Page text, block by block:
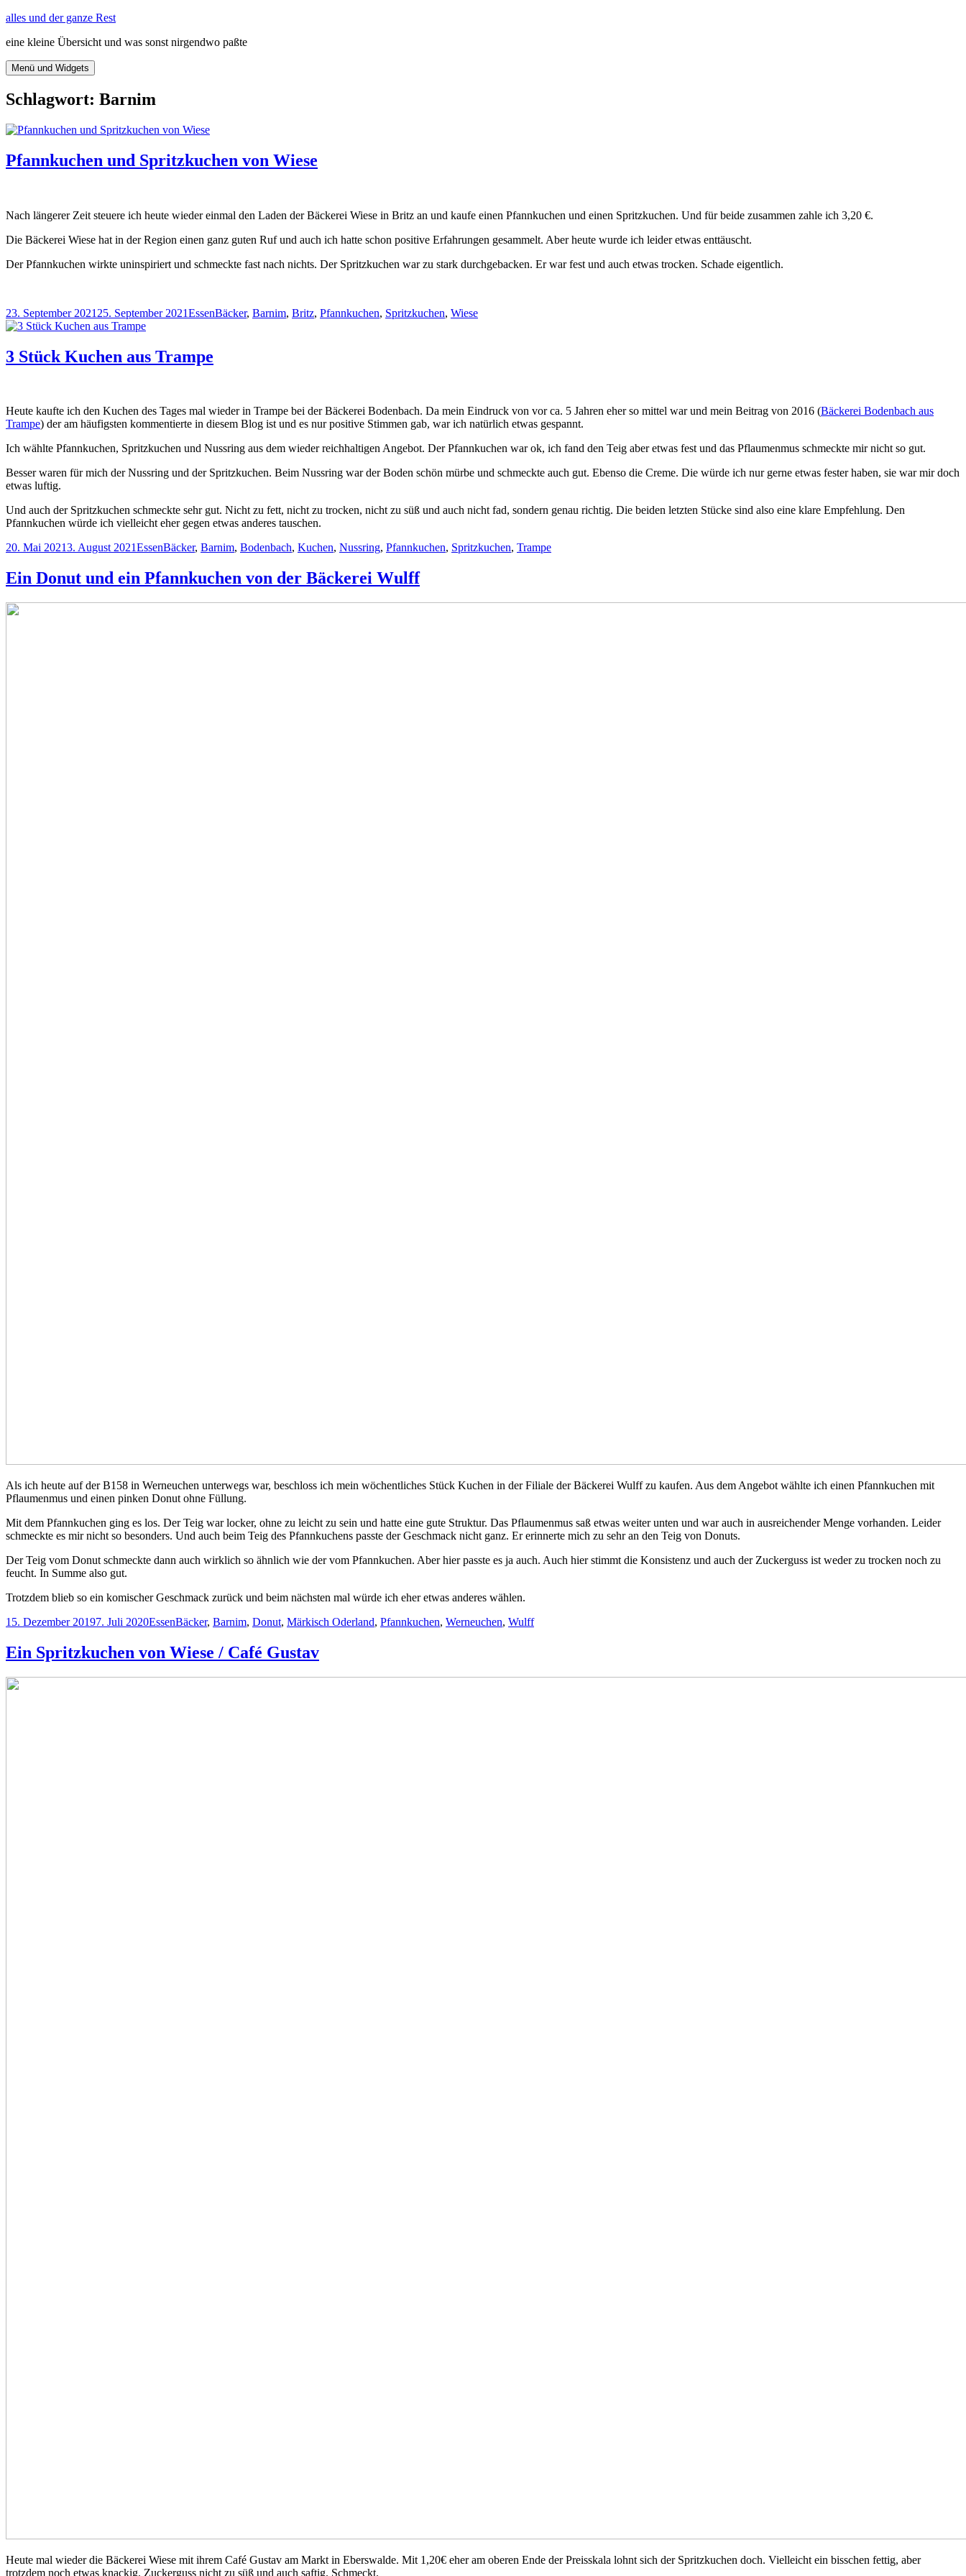
Zum
springen
alles und der ganze Rest
eine kleine Übersicht und was sonst nirgendwo paßte
Menü und Widgets
Schlagwort: Barnim
Pfannkuchen und Spritzkuchen von Wiese
Nach längerer Zeit steuere ich heute wieder einmal den Laden der Bäckerei Wiese in Britz an und kaufe einen Pfannkuchen und einen Spritzkuchen. Und für beide zusammen zahle ich 3,20 €.
Die Bäckerei Wiese hat in der Region einen ganz guten Ruf und auch ich hatte schon positive Erfahrungen gesammelt. Aber heute wurde ich leider etwas enttäuscht.
Der Pfannkuchen wirkte uninspiriert und schmeckte fast nach nichts. Der Spritzkuchen war zu stark durchgebacken. Er war fest und auch etwas trocken. Schade eigentlich.
Veröffentlicht
am
23. September 2021 25. September 2021Kategorien
EssenSchlagwörter
Bäcker, Barnim, Britz, Pfannkuchen, Spritzkuchen, Wiese
3 Stück Kuchen aus Trampe
Heute kaufte ich den Kuchen des Tages mal wieder in Trampe bei der Bäckerei Bodenbach. Da mein Eindruck von vor ca. 5 Jahren eher so mittel war und mein Beitrag von 2016 (Bäckerei Bodenbach aus
Trampe) der am häufigsten kommentierte in diesem Blog ist und es nur positive Stimmen gab, war ich natürlich etwas gespannt.
Ich wählte Pfannkuchen, Spritzkuchen und Nussring aus dem wieder reichhaltigen Angebot. Der Pfannkuchen war ok, ich fand den Teig aber etwas fest und das Pflaumenmus schmeckte mir nicht so gut.
Besser waren für mich der Nussring und der Spritzkuchen. Beim Nussring war der Boden schön mürbe und schmeckte auch gut. Ebenso die Creme. Die würde ich nur gerne etwas fester haben, sie war mir doch
etwas luftig.
Und auch der Spritzkuchen schmeckte sehr gut. Nicht zu fett, nicht zu trocken, nicht zu süß und auch nicht fad, sondern genau richtig. Die beiden letzten Stücke sind also eine klare Empfehlung. Den
Pfannkuchen würde ich vielleicht eher gegen etwas anderes tauschen.
Veröffentlicht
20. Mai 20213. August 2021Kategorien
EssenSchlagwörter
Bäcker, Barnim, Bodenbach, Kuchen, Nussring, Pfannkuchen, Spritzkuchen, Trampe
Ein Donut und ein Pfannkuchen von der Bäckerei Wulff
Als ich heute auf der B158 in Werneuchen unterwegs war, beschloss ich mein wöchentliches Stück Kuchen in der Filiale der Bäckerei Wulff zu kaufen. Aus dem Angebot wählte ich einen Pfannkuchen mit
Pflaumenmus und einen pinken Donut ohne Füllung.
Mit dem Pfannkuchen ging es los. Der Teig war locker, ohne zu leicht zu sein und hatte eine gute Struktur. Das Pflaumenmus saß etwas weiter unten und war auch in ausreichender Menge vorhanden. Leider
schmeckte es mir nicht so besonders. Und auch beim Teig des Pfannkuchens passte der Geschmack nicht ganz. Er erinnerte mich zu sehr an den Teig von Donuts.
Der Teig vom Donut schmeckte dann auch wirklich so ähnlich wie der vom Pfannkuchen. Aber hier passte es ja auch. Auch hier stimmt die Konsistenz und auch der Zuckerguss ist weder zu trocken noch zu
feucht. In Summe also gut.
Trotzdem blieb so ein komischer Geschmack zurück und beim nächsten mal würde ich eher etwas anderes wählen.
Veröffentlicht
15. Dezember 20197. Juli 2020Kategorien
EssenSchlagwörter
Bäcker, Barnim, Donut, Märkisch Oderland, Pfannkuchen, Werneuchen, Wulff
Ein Spritzkuchen von Wiese / Café Gustav
Heute mal wieder die Bäckerei Wiese mit ihrem Café Gustav am Markt in Eberswalde. Mit 1,20€ eher am oberen Ende der Preisskala lohnt sich der Spritzkuchen doch. Vielleicht ein bisschen fettig, aber
trotzdem noch etwas knackig. Zuckerguss nicht zu süß und auch saftig. Schmeckt.